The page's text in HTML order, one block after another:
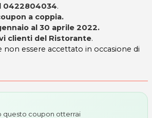
0422804034.
a coppia.
al 30 aprile 2022.
clienti del Ristorante.
essere accettato in occasione di
questo coupon otterrai